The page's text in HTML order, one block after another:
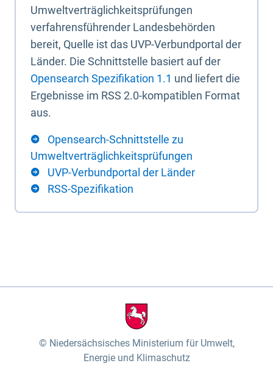
Umweltverträglichkeitsprüfungen
verfahrensführender Landesbehörden
bereit, Quelle ist das UVP-Verbundportal der
Länder. Die Schnittstelle basiert auf der
Opensearch Spezifikation 1.1 und liefert die
Ergebnisse im RSS 2.0-kompatiblen Format
aus.
Opensearch-Schnittstelle zu
Umweltverträglichkeitsprüfungen
UVP-Verbundportal der Länder
RSS-Spezifikation
Niedersächsisches Ministerium für Umwelt,
Energie und Klimaschutz